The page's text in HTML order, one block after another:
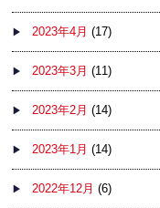
2023年4月 (17)
2023年3月 (11)
2023年2月 (14)
2023年1月 (14)
2022年12月 (6)